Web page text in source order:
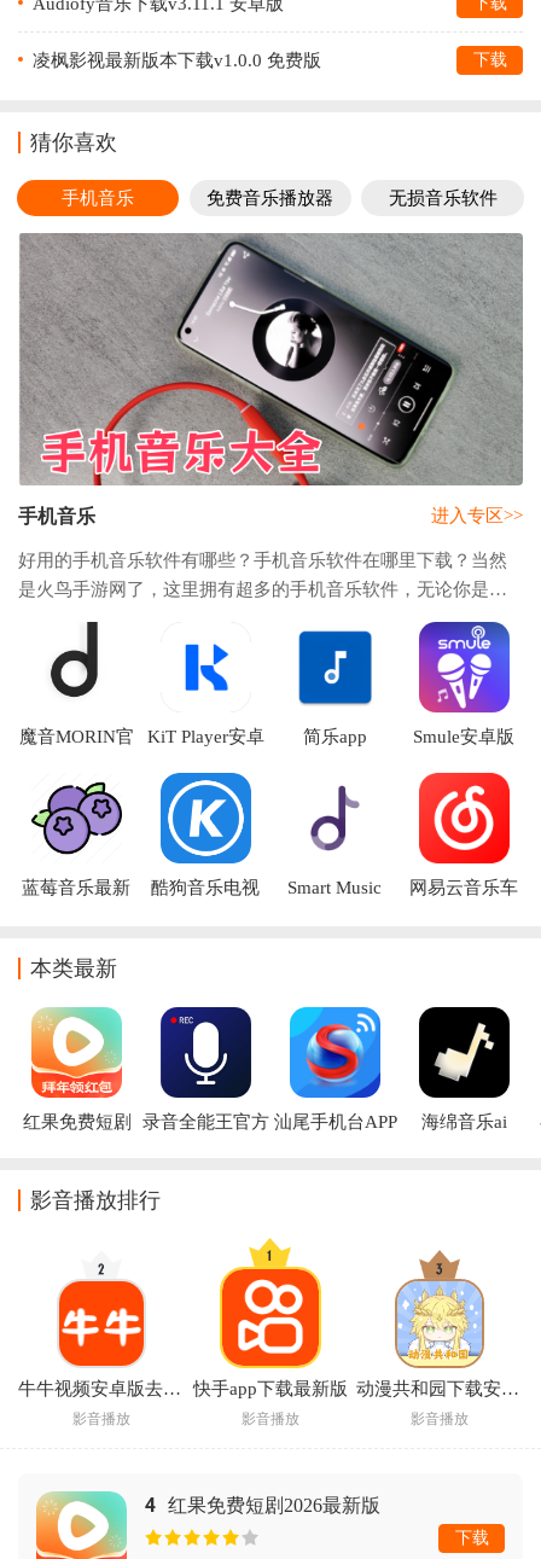
凌枫影视最新版本下载v1.0.0 免费版 下载
猜你喜欢
手机音乐 免费音乐播放器 无损音乐软件
手机音乐
好用的手机音乐软件有哪些？手机音乐软件在哪里下载？当然
是火鸟手游网了，这里拥有超多的手机音乐软件，无论你是追
求音质的发烧友、渴望发现小众宝藏的探索者，还是只想随时
随地沉浸于旋律的普通听众，这个合集都能
进入专区>>
魔音MORIN官
下载
KiT Player安卓
Player)
简乐app
Smule安卓版
蓝莓音乐最新
酷狗音乐电视
Smart Music
网易云音乐车
本类最新
红果免费短剧
录音全能王官方 汕尾手机台APP 海绵音乐ai
影音播放排行
牛牛视频安卓版去广告
影音播放
快手app下载最新版
影音播放
动漫共和园下载安装手机版中文(动漫共和国)
影音播放
4 红果免费短剧2026最新版
下载